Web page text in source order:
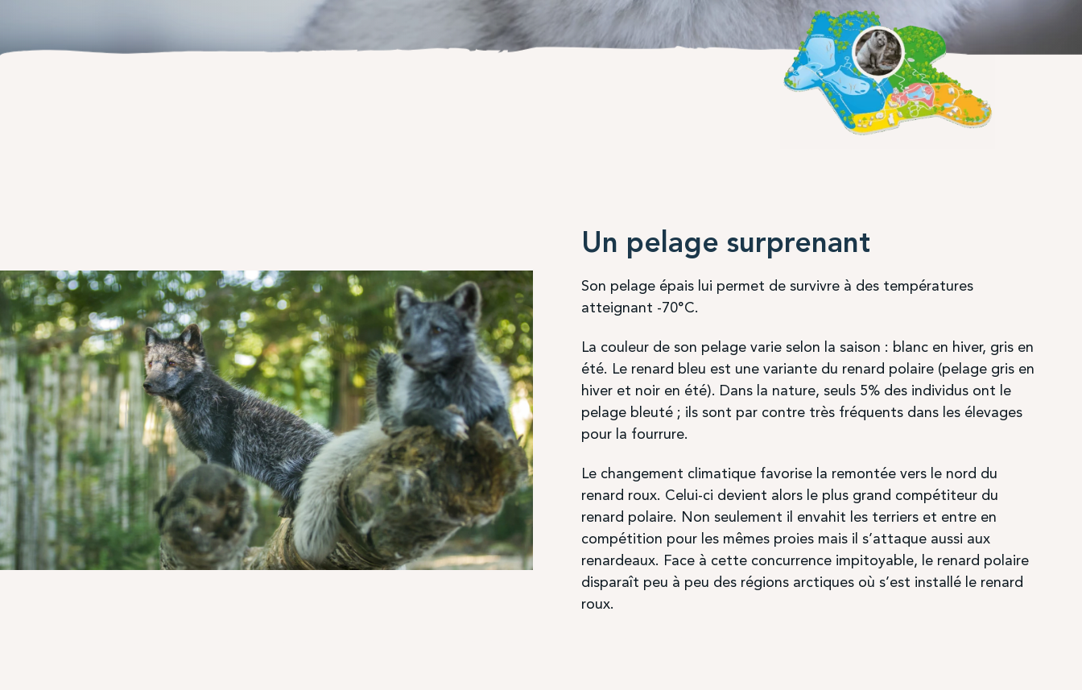
Un pelage surprenant
Son pelage épais lui permet de survivre à des températures
atteignant -70°C.
La couleur de son pelage varie selon la saison : blanc en hiver, gris en
été. Le renard bleu est une variante du renard polaire (pelage gris en
hiver et noir en été). Dans la nature, seuls 5% des individus ont le
pelage bleuté ; ils sont par contre très fréquents dans les élevages
pour la fourrure.
Le changement climatique favorise la remontée vers le nord du
renard roux. Celui-ci devient alors le plus grand compétiteur du
renard polaire. Non seulement il envahit les terriers et entre en
compétition pour les mêmes proies mais il s’attaque aussi aux
renardeaux. Face à cette concurrence impitoyable, le renard polaire
disparaît peu à peu des régions arctiques où s’est installé le renard
roux.